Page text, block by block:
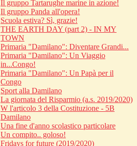
Il gruppo Tartarughe marine in azione!
Il gruppo Panda all'opera!
Scuola estiva? Sì, grazie!
THE EARTH DAY (part 2) - IN MY
TOWN
Primaria "Damilano": Diventare Grandi...
Primaria "Damilano": Un Viaggio
in...Congo!
Primaria "Damilano": Un Papà per il
Congo
Sport alla Damilano
La giornata del Risparmio (a.s. 2019/2020)
W l'articolo 3 della Costituzione - 5B
Damilano
Una fine d'anno scolastico particolare
Un compito.. goloso!
Fridays for future (2019/2020)